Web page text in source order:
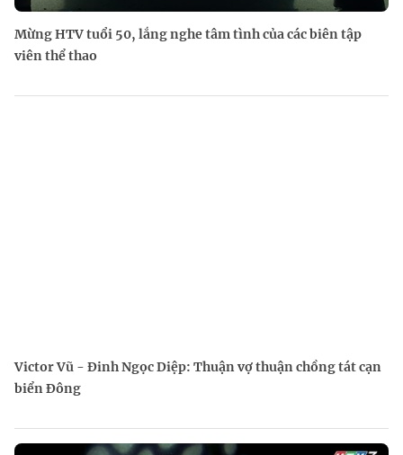
Mừng HTV tuổi 50, lắng nghe tâm tình của các biên tập
viên thể thao
Victor Vũ - Đinh Ngọc Diệp: Thuận vợ thuận chồng tát cạn
biển Đông